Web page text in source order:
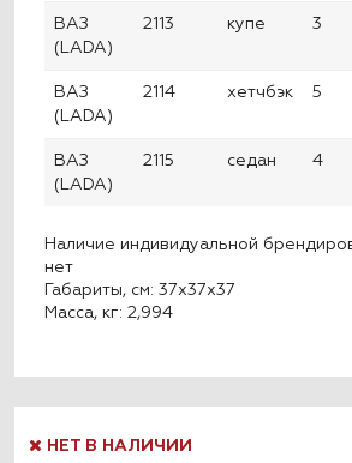
ВАЗ
(LADA)
2113 купе 3
ВАЗ
(LADA)
2114 хетчбэк 5
ВАЗ
(LADA)
2115 седан 4
Наличие индивидуальной
нет
Габариты, см: 37x37x37
Масса, кг: 2,994
НЕТ В НАЛИЧИИ